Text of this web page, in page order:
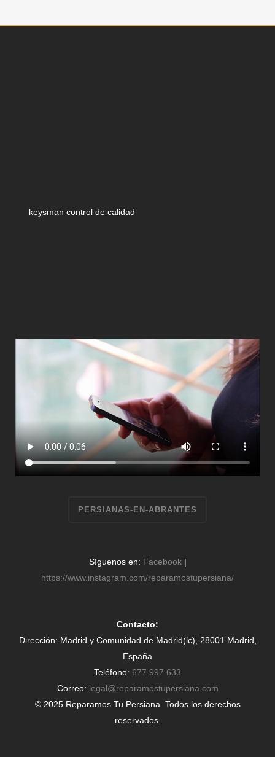
keysman control de calidad
PERSIANAS-EN-ABRANTES
Síguenos en: Facebook|
https://www.instagram.com/reparamostupersiana/
Contacto:
Dirección: Madrid y Comunidad de Madrid(lc), 28001 Madrid,
España
Teléfono: 677 997 633
Correo: legal@reparamostupersiana.com
© 2025 Reparamos Tu Persiana. Todos los derechos
reservados.